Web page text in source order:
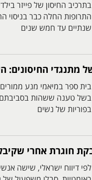
התרופות החלה כבר בניסוי
שנתיים עד חמש שנים
החיסונים:
בית ספר במיאמי מנע
בשל טענה ששהות
בפוריות של נשים
חוגרת אחרי
לפי דיווח ישראלי, שישה